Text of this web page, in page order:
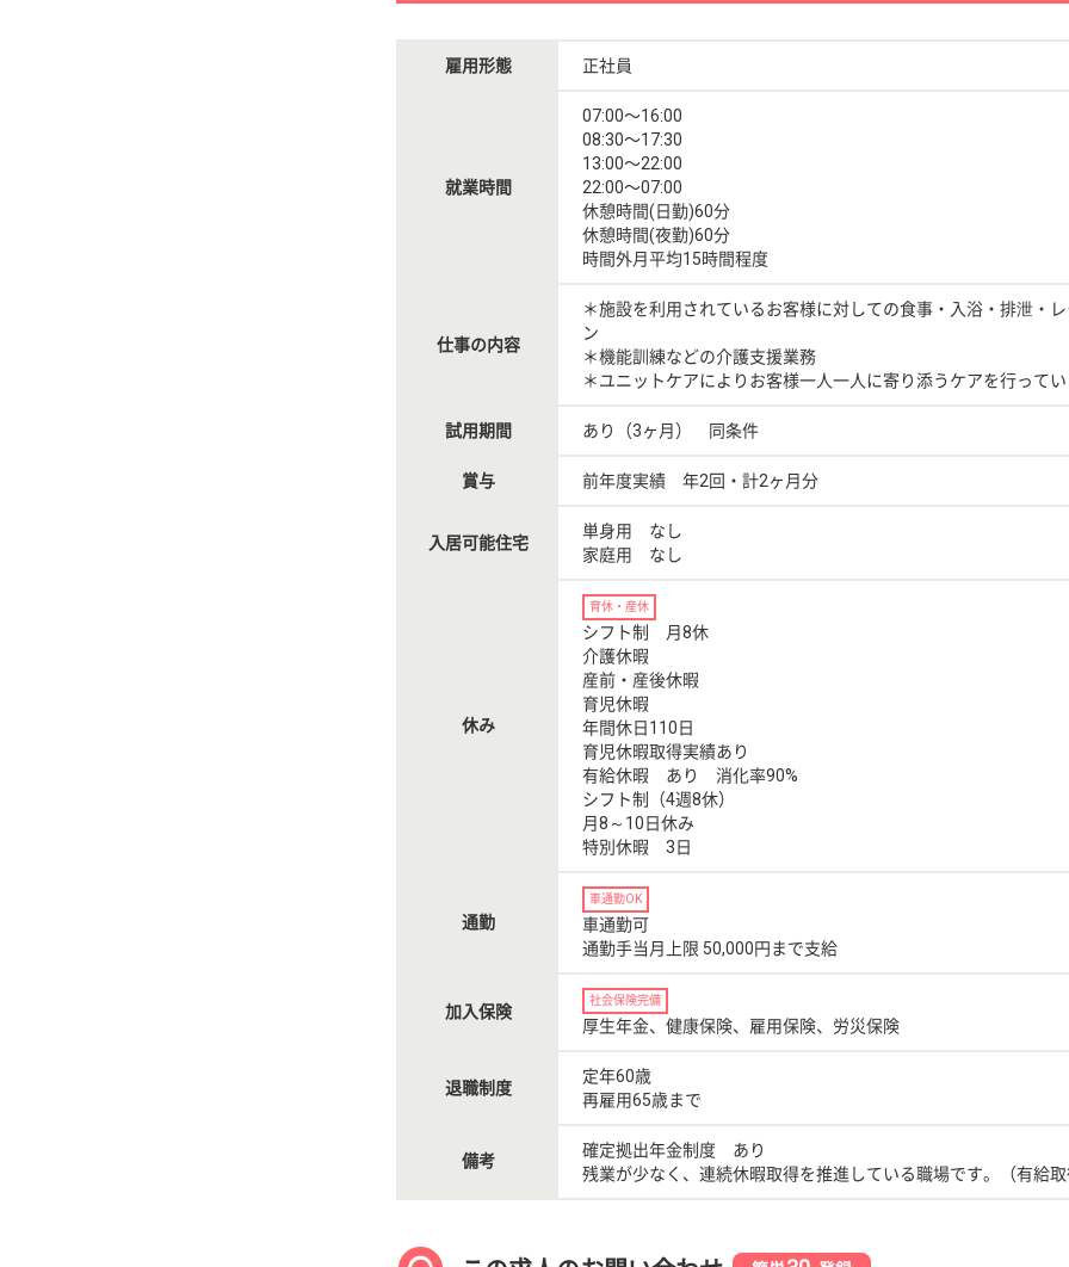
雇用形態 正社員
就業時間
07:00〜16:00
08:30〜17:30
13:00〜22:00
22:00〜07:00
休憩時間(日勤)60分
休憩時間(夜勤)60分
時間外月平均15時間程度
仕事の内容
＊施設を利用されているお客様に対しての食事・入浴・排泄・
ン
＊機能訓練などの介護支援業務
＊ユニットケアによりお客様一人一人に寄り添うケアを行ってい
試用期間 あり（3ヶ月） 同条件
賞与 前年度実績 年2回・計2ヶ月分
入居可能住宅
単身用 なし
家庭用 なし
休み
育休・産休
シフト制 月8休
介護休暇
産前・産後休暇
育児休暇
年間休日110日
育児休暇取得実績あり
有給休暇 あり 消化率90%
シフト制（4週8休）
月8～10日休み
特別休暇 3日
通勤
車通勤OK
車通勤可
通勤手当月上限 50,000円まで支給
加入保険
社会保険完備
厚生年金、健康保険、雇用保険、労災保険
退職制度
定年60歳
再雇用65歳まで
備考
確定拠出年金制度 あり
残業が少なく、連続休暇取得を推進している職場です。（有給取